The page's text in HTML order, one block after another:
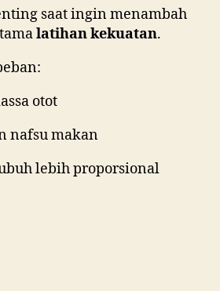
saat ingin menambah
latihan kekuatan.
otot
nafsu makan
lebih proporsional